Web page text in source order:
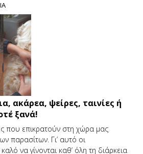
ακάρεα, ψείρες, ταινίες ή
ξανά!
που επικρατούν στη χώρα μας
παρασίτων. Γι’ αυτό οι
να γίνονται καθ’ όλη τη διάρκεια